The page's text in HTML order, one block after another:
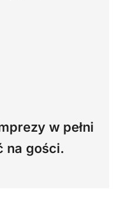
w pełni
na gości.